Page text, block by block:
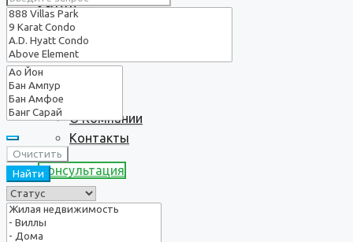
О нас
О Компании
Контакты
Консультация
Очистить
Найти